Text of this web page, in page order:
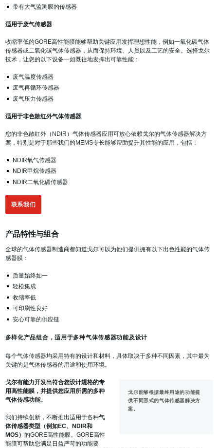
带有大气监测膜的传感器
适用于废气传感器
收缩率低的GORE高性能膜能够帮助关键应用发挥理想性能，例如一氧化碳气体
传感器或二氧化碳气体传感器，从而保持环境、人员以及工艺的安全。选择戈尔
技术，让您的以下设备一如既往地发挥出可靠性能：
废气温度传感器
废气再循环传感器
废气压力传感器
适用于非色散红外气体传感器
您的非色散红外（NDIR）气体传感器应用可放心依赖戈尔的气体传感器解决方
案，特别是对于那些我们的MEMS专长能够帮助提升其性能的应用，包括：
NDIR氧气传感器
NDIR甲烷传感器
NDIR二氧化碳传感器
联系我们
产品特性与组合
全球的气体传感器制造商都知道戈尔可以为他们提供拥有以下出色性能的气体传
感器膜：
质量始终如一
轻松集成
收缩率低
可印刷性良好
安心可靠的供应链
多样化产品组合，适用于多种气体传感器功能及设计
每个气体传感器均采用特有的设计和材料，具体取决于多种不同因素，其中最为
关键的是气体传感器的用途和使用环境。
戈尔能够根据最终用途的功能提
供不同形式的气体传感器解决方
案。
戈尔有能力开发出符合您设计规格的专
用高性能膜，并提供您应用所需的多种
气体传感功能。
我们持续创新，不断推出适用于各种气
体传感器类型（例如EC、NDIR和
MOS） 的GORE高性能膜。GORE高性
能膜可帮助您满足日益严苛的功能要